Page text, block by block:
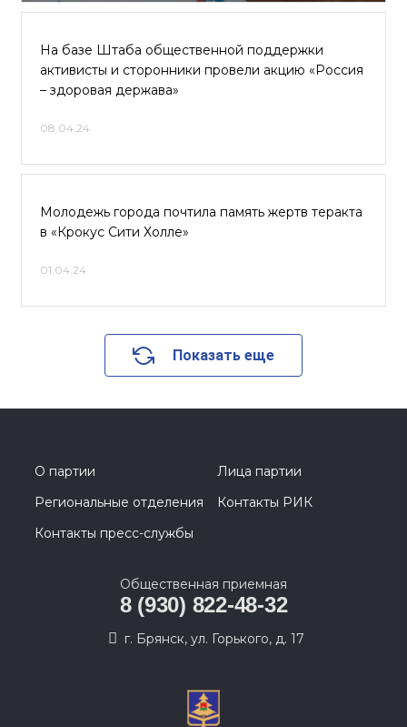
На базе Штаба общественной поддержки
активисты и сторонники провели акцию «Россия
– здоровая держава»
08.04.24
Молодежь города почтила память жертв теракта
в «Крокус Сити Холле»
01.04.24
Показать еще
О партии
Лица партии
Региональные отделения
Контакты РИК
Контакты пресс-службы
Общественная приемная
8 (930) 822-48-32
г. Брянск, ул. Горького, д. 17